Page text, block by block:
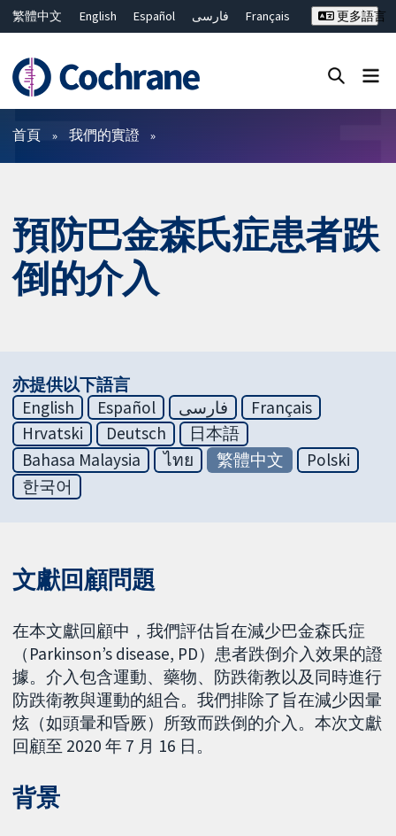
繁體中文 English Español فارسی
Français
ไทย
简体中文
更多語言
篩選條件
首頁 我們的實證
預防巴金森氏症患者跌
倒的介入
亦提供以下語言
English
Español فارسی
Français
Hrvatski
Deutsch
日本語
Bahasa Malaysia
ไทย 繁體中文
Polski
한국어
文獻回顧問題
在本文獻回顧中，我們評估旨在減少巴金森氏症
（Parkinson’s disease, PD）患者跌倒介入效果的證
據。介入包含運動、藥物、防跌衛教以及同時進行
防跌衛教與運動的組合。我們排除了旨在減少因暈
炫（如頭暈和昏厥）所致而跌倒的介入。本次文獻
回顧至 2020 年 7 月 16 日。
背景